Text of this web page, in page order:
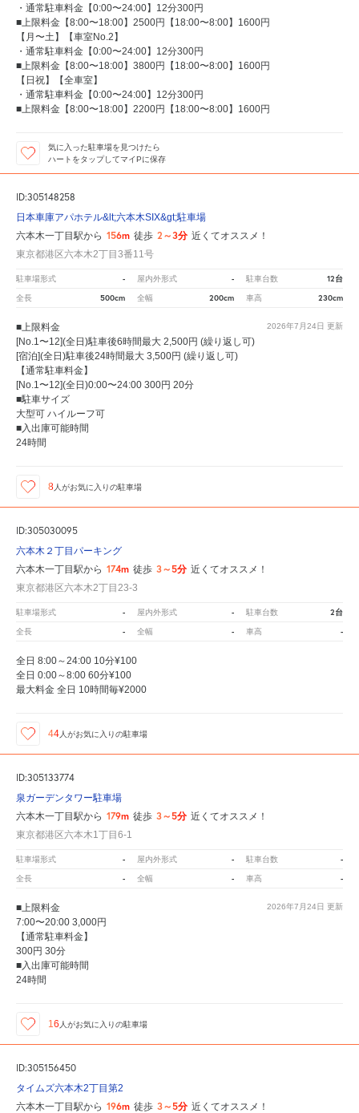
・通常駐車料金【0:00〜24:00】12分300円
■上限料金【8:00〜18:00】2500円【18:00〜8:00】1600円
【月〜土】【車室No.2】
・通常駐車料金【0:00〜24:00】12分300円
■上限料金【8:00〜18:00】3800円【18:00〜8:00】1600円
【日祝】【全車室】
・通常駐車料金【0:00〜24:00】12分300円
■上限料金【8:00〜18:00】2200円【18:00〜8:00】1600円
気に入った駐車場を見つけたら
ハートをタップしてマイPに保存
ID:305148258
日本車庫アパホテル&lt;六本木SIX&gt;駐車場
六本木一丁目駅から 156m 徒歩 2～3分 近くてオススメ！
東京都港区六本木2丁目3番11号
駐車場形式 - 屋内外形式 - 駐車台数 12台
全長 500cm 全幅 200cm 車高 230cm
2026年7月24日 更新
■上限料金
[No.1〜12](全日)駐車後6時間最大 2,500円 (繰り返し可)
[宿泊](全日)駐車後24時間最大 3,500円 (繰り返し可)
【通常駐車料金】
[No.1〜12](全日)0:00〜24:00 300円 20分
■駐車サイズ
大型可 ハイルーフ可
■入出庫可能時間
24時間
8 人がお気に入りの駐車場
ID:305030095
六本木２丁目パーキング
六本木一丁目駅から 174m 徒歩 3～5分 近くてオススメ！
東京都港区六本木2丁目23-3
駐車場形式 - 屋内外形式 - 駐車台数 2台
全長 - 全幅 - 車高 -
全日 8:00～24:00 10分¥100
全日 0:00～8:00 60分¥100
最大料金 全日 10時間毎¥2000
44 人がお気に入りの駐車場
ID:305133774
泉ガーデンタワー駐車場
六本木一丁目駅から 179m 徒歩 3～5分 近くてオススメ！
東京都港区六本木1丁目6-1
駐車場形式 - 屋内外形式 - 駐車台数 -
全長 - 全幅 - 車高 -
2026年7月24日 更新
■上限料金
7:00〜20:00 3,000円
【通常駐車料金】
300円 30分
■入出庫可能時間
24時間
16 人がお気に入りの駐車場
ID:305156450
タイムズ六本木2丁目第2
六本木一丁目駅から 196m 徒歩 3～5分 近くてオススメ！